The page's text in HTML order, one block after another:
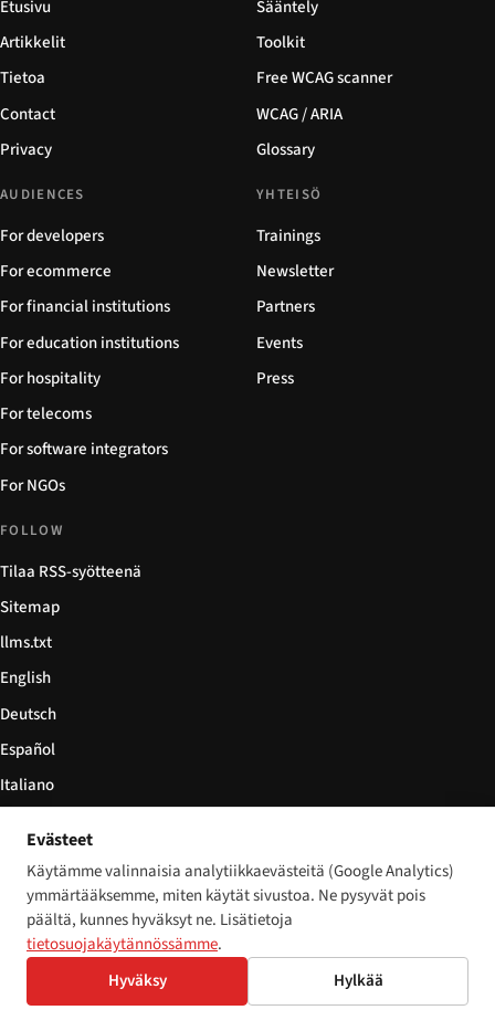
Etusivu
Artikkelit
Tietoa
Contact
Privacy
Sääntely
Toolkit
Free WCAG scanner
WCAG / ARIA
Glossary
AUDIENCES
For developers
For ecommerce
For financial institutions
For education institutions
For hospitality
For telecoms
For software integrators
For NGOs
YHTEISÖ
Trainings
Newsletter
Partners
Events
Press
FOLLOW
Tilaa RSS-syötteenä
Sitemap
llms.txt
English
Deutsch
Español
Italiano
© 2026 Disability World. Kaikki oikeudet pidätetään. Cookie settings
DeutschEspañol PolskiFrançais
Evästeet
Käytämme valinnaisia analytiikkaevästeitä (Google Analytics)
ymmärtääksemme, miten käytät sivustoa. Ne pysyvät pois
päältä, kunnes hyväksyt ne. Lisätietoja
tietosuojakäytännössämme.
Hyväksy
Hylkää